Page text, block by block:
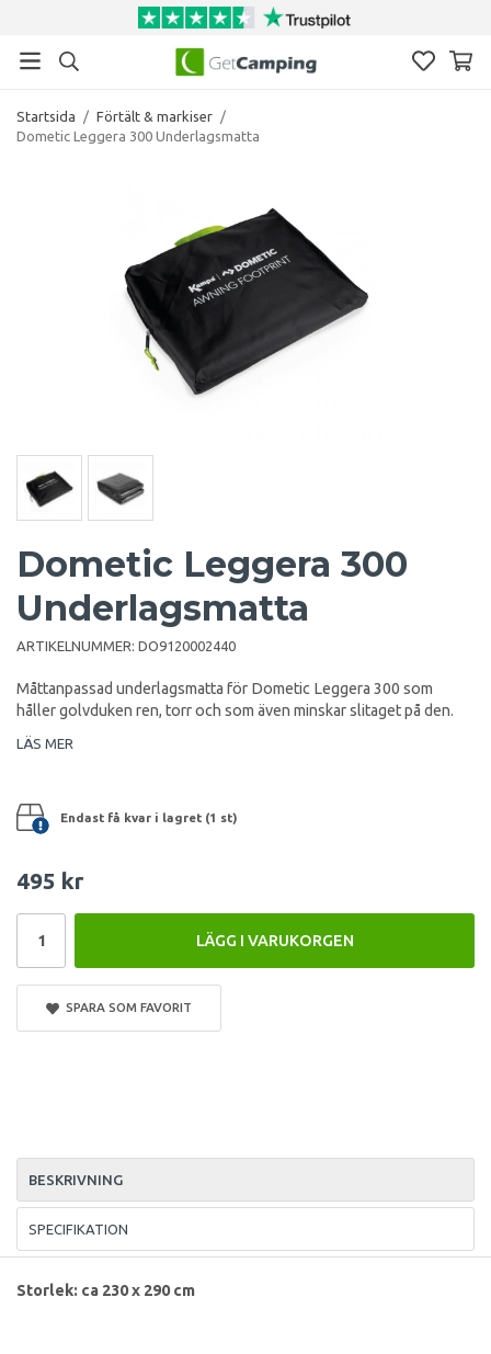
Startsida / Förtält & markiser /
Dometic Leggera 300 Underlagsmatta
Dometic Leggera 300
Underlagsmatta
ARTIKELNUMMER: DO9120002440
Måttanpassad underlagsmatta för Dometic Leggera 300 som
håller golvduken ren, torr och som även minskar slitaget på den.
LÄS MER
Endast få kvar i lagret (1 st)
495 kr
LÄGG I VARUKORGEN
SPARA SOM FAVORIT
BESKRIVNING
SPECIFIKATION
Storlek: ca 230 x 290 cm